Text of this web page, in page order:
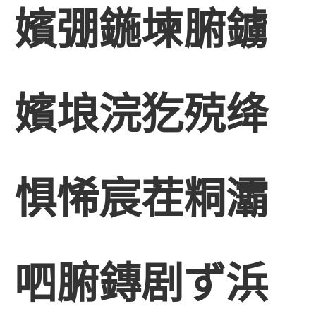
嬪弸鍦堜腑鐪
嬪埌浣犵殑绛
惧悕宸茬粡灞
呬腑鏄剧ず浜